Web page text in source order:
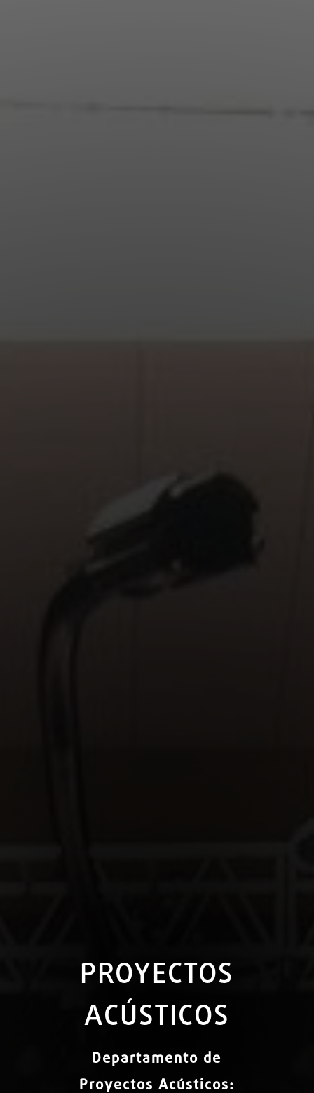
PROYECTOS
ACÚSTICOS
Departamento de
Proyectos Acústicos: